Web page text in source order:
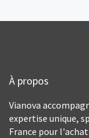
À propos
Vianova
expertise unique,
France pour